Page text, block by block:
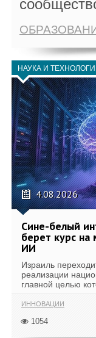
НАУКА И
4.08.2026
Сине-белый
берет курс на
ИИ
Израиль
реализации
главной целью
ИННОВАЦИИ
1054